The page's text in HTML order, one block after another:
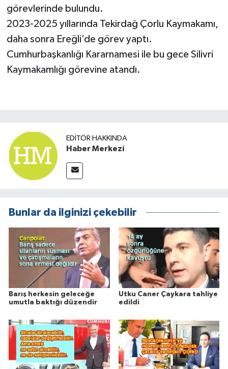
görevlerinde bulundu.
2023-2025 yıllarında Tekirdağ Çorlu Kaymakamı,
daha sonra Ereğli’de görev yaptı.
Cumhurbaşkanlığı Kararnamesi ile bu gece Silivri
Kaymakamlığı görevine atandı.
EDITÖR HAKKINDA
Haber Merkezi
Bunlar da ilginizi çekebilir
Barış herkesin geleceğe
umutla baktığı düzendir
Utku Caner Çaykara tahliye
edildi